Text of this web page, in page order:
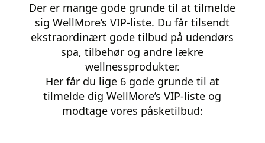
Der er mange gode grunde til at tilmelde
sig WellMore’s VIP-liste. Du får tilsendt
ekstraordinært gode tilbud på udendørs
spa, tilbehør og andre lækre
wellnessprodukter.
Her får du lige 6 gode grunde til at
tilmelde dig WellMore’s VIP-liste og
modtage vores påsketilbud: